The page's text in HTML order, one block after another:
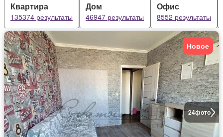
Квартира
135374 результаты
Дом
46947 результаты
Офис
8552 результаты
24фото
Новое